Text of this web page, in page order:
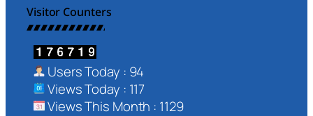
Visitor Counters
Users Today : 94
Views Today : 117
Views This Month : 1129